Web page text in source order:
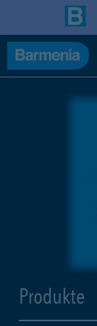
Produkte